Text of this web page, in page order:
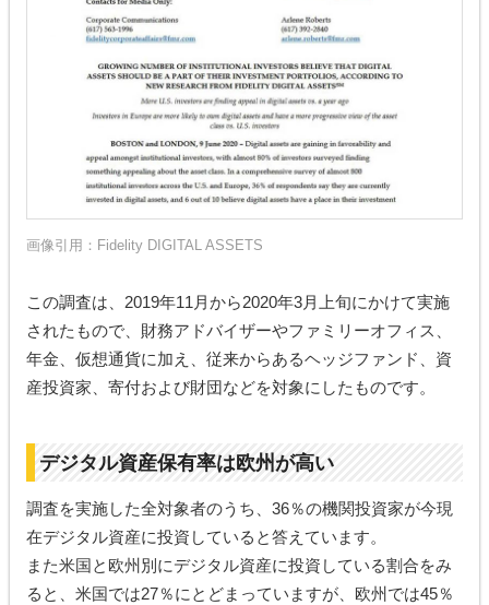
画像引用： Fidelity DIGITAL ASSETS
この調査は、2019年11月から2020年3月上旬にかけて実施
されたもので、財務アドバイザーやファミリーオフィス、
年金、仮想通貨に加え、従来からあるヘッジファンド、資
産投資家、寄付および財団などを対象にしたものです。
デジタル資産保有率は欧州が高い
調査を実施した全対象者のうち、36％の機関投資家が今現
在デジタル資産に投資していると答えています。
また米国と欧州別にデジタル資産に投資している割合をみ
ると、米国では27％にとどまっていますが、欧州では45％